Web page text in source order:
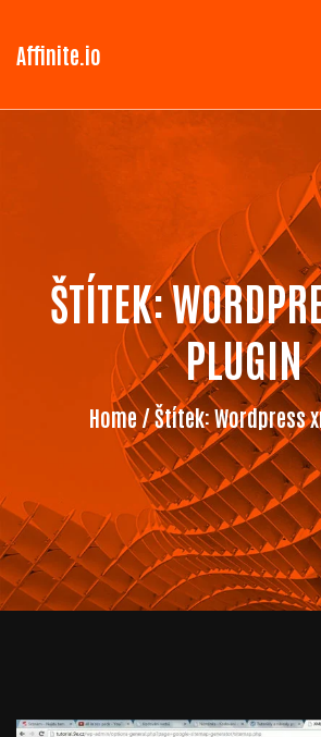
Affinite.io
ŠTÍTEK:
PLUGIN
Home/ Štítek:Wordpress